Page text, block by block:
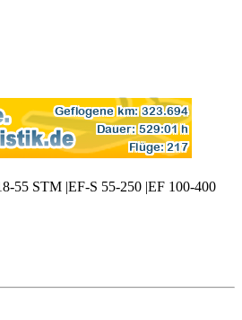
55 STM |EF-S 55-250 |EF 100-400